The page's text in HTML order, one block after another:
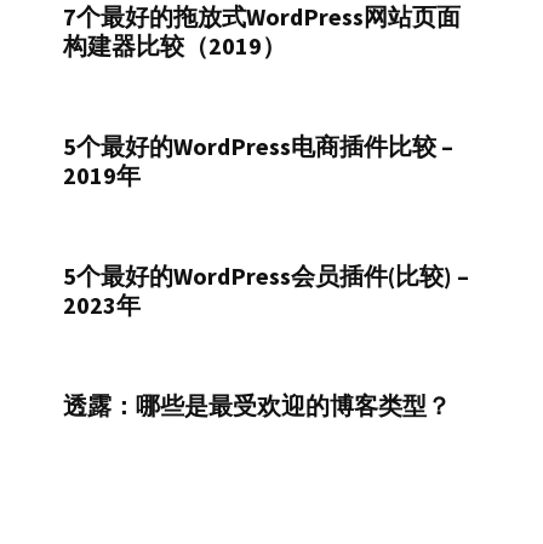
7个最好的拖放式WordPress网站页面
构建器比较（2019）
5个最好的WordPress电商插件比较 –
2019年
5个最好的WordPress会员插件(比较) –
2023年
透露：哪些是最受欢迎的博客类型？